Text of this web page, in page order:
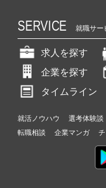
SERVICE 就職サー
求人を探す
企業を探す
タイムライン
就活ノウハウ 選考体験談
転職相談
企業マンガ